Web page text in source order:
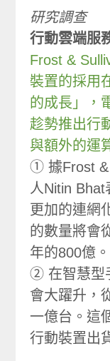
研究調查
行動雲端服
Frost &
裝置的採用
的成長」，
趁勢推出行
與額外的運
① 據Frost &
人Nitin
更加的連網
的數量將會
年的800億。
② 在智慧型
會大躍升，
一億台。這
行動裝置出